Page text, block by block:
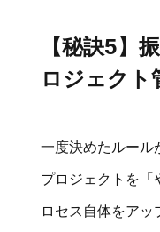
【秘訣5】
ロジェクト
一度決めたルール
プロジェクトを「
ロセス自体をア